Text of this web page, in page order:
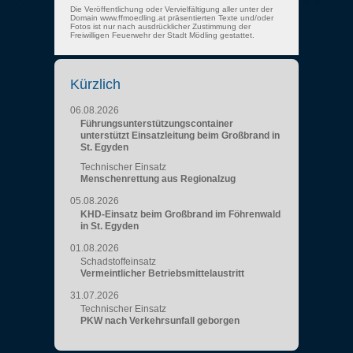
Die Veröffentlichung oder Vervielfältigung aller unter der
Domain www.ffmoedling.at präsentierten Texte und/oder
Fotos ist nur nach ausdrücklicher Zustimmung der
Freiwilligen Feuerwehr der Stadt Mödling gestattet.
Kürzlich
06.08.2026
Führungsunterstützungscontainer
unterstützt Einsatzleitung beim Großbrand in
St. Egyden
Technischer Einsatz
Menschenrettung aus Regionalzug
05.08.2026
KHD-Einsatz beim Großbrand im Föhrenwald
in St. Egyden
01.08.2026
Schadstoffeinsatz
Vermeintlicher Betriebsmittelaustritt
31.07.2026
Technischer Einsatz
PKW nach Verkehrsunfall geborgen